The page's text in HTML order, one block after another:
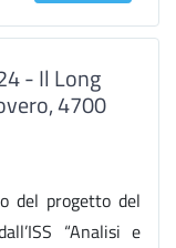
- Il Long
4700
del progetto del
“Analisi e